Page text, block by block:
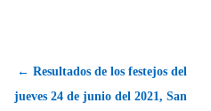
← Resultados de los festejos del
jueves 24 de junio del 2021, San